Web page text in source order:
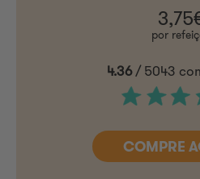
por
4.36/ 5043
COMPRE